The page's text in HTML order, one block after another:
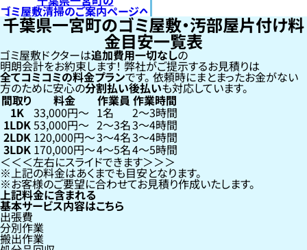
ゴミ屋敷清掃のご案内ページへ
千葉県一宮町のゴミ屋敷・汚部屋片付け料
金目安一覧表
ゴミ屋敷ドクターは追加費用一切なしの
明朗会計をお約束します！弊社がご提示するお見積りは
全てコミコミの料金プランです。依頼時にまとまったお金がない
方のために安心の分割払い後払いも対応しています。
間取り 料金 作業員 作業時間
1K 33,000円〜 1名 2〜3時間
1LDK53,000円〜 2〜3名3〜4時間
2LDK 120,000円〜3〜4名3〜4時間
3LDK 170,000円〜4〜5名4〜5時間
左右にスライドできます
上記の料金はあくまでも目安となります。
お客様のご要望に合わせてお見積り作成いたします。
上記料金に含まれる
基本サービス内容はこちら
出張費
分別作業
搬出作業